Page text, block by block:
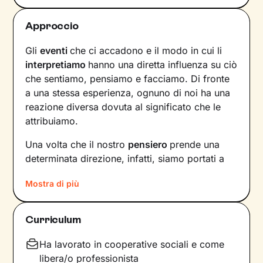
Approccio
Glieventiche ci accadono e il modo in cui li
interpretiamo hanno una diretta influenza su ciò
che sentiamo, pensiamo e facciamo. Di fronte
a una stessa esperienza, ognuno di noi ha una
reazione diversa dovuta al significato che le
attribuiamo.
Una volta che il nostro pensiero prende una
determinata direzione, infatti, siamo portati a
modi che possono ostacolare il nostro
benessere.
Per interrompere questo circolo vizioso e
innescare un cambiamento positivo, è
necessario individuare pensieri e
Mostra di più
Curriculum
Ha lavorato in cooperative sociali e come
libera/o professionista